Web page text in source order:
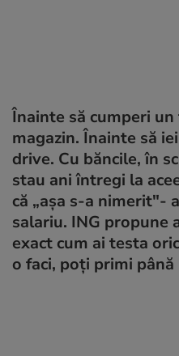
Înainte să cumperi
magazin. Înainte să
drive. Cu băncile, în
stau ani întregi la
că „așa s-a nimerit"-
salariu. ING propune
exact cum ai testa
o faci, poți primi până